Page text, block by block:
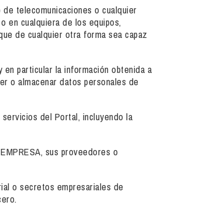
telecomunicaciones o cualquier
en cualquiera de los equipos,
de cualquier otra forma sea capaz
particular la información obtenida a
o almacenar datos personales de
del Portal, incluyendo la
sus proveedores o
o secretos empresariales de